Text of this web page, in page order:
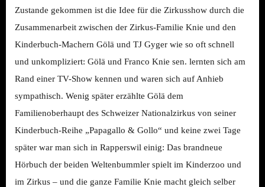
Zustande gekommen ist die Idee für die Zirkusshow durch die
Zusammenarbeit zwischen der Zirkus-Familie Knie und den
Kinderbuch-Machern Gölä und TJ Gyger wie so oft schnell
und unkompliziert: Gölä und Franco Knie sen. lernten sich am
Rand einer TV-Show kennen und waren sich auf Anhieb
sympathisch. Wenig später erzählte Gölä dem
Familienoberhaupt des Schweizer Nationalzirkus von seiner
Kinderbuch-Reihe „Papagallo & Gollo“ und keine zwei Tage
später war man sich in Rapperswil einig: Das brandneue
Hörbuch der beiden Weltenbummler spielt im Kinderzoo und
im Zirkus – und die ganze Familie Knie macht gleich selber